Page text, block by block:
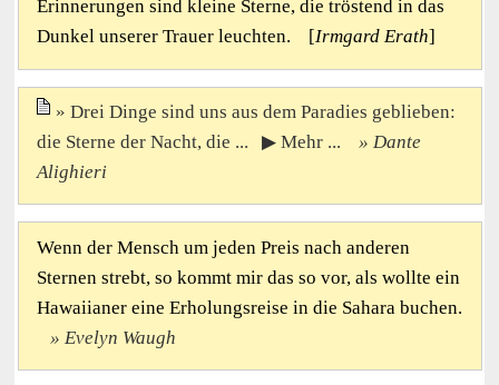
Erinnerungen sind kleine Sterne, die tröstend in das
Dunkel unserer Trauer leuchten. [Irmgard Erath]
Drei Dinge sind uns aus dem Paradies geblieben:
die Sterne der Nacht, die ... ▶ Mehr ...
Dante
Alighieri
Wenn der Mensch um jeden Preis nach anderen
Sternen strebt, so kommt mir das so vor, als wollte ein
Hawaiianer eine Erholungsreise in die Sahara buchen.
Evelyn Waugh